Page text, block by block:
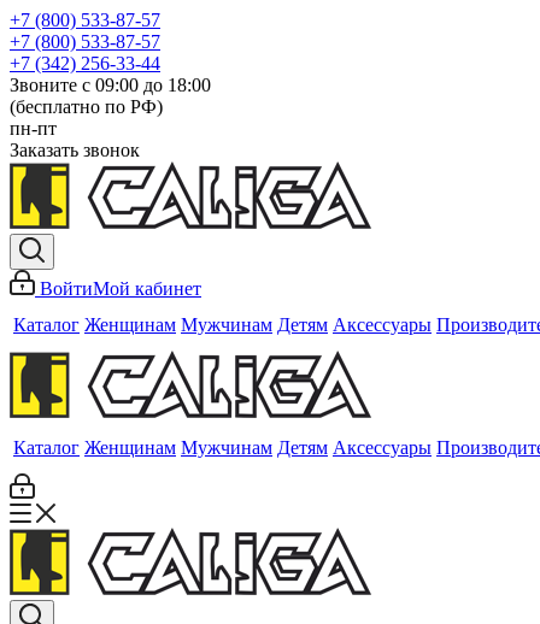
+7 (800) 533-87-57
+7 (800) 533-87-57
+7 (342) 256-33-44
Звоните с 09:00 до 18:00
(бесплатно по РФ)
пн-пт
Заказать звонок
ВойтиМой кабинет
Каталог Женщинам Мужчинам Детям Аксессуары
Каталог Женщинам Мужчинам Детям Аксессуары